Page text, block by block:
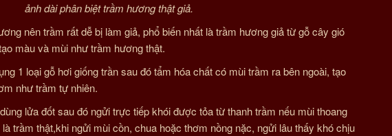
ảnh dài phân biệt trầm hương thật giả.
nên trầm rất dễ bị làm giả, phổ biến nhất là trầm hương giả từ gỗ cây gió
màu và mùi như trầm hương thật.
1 loại gỗ hơi giống trần sau đó tẩm hóa chất có mùi trầm ra bên ngoài, tạo
như trầm tự nhiên.
lửa đốt sau đó ngửi trực tiếp khói được tỏa từ thanh trầm nếu mùi thoang
trầm thật,khi ngửi mùi cồn, chua hoặc thơm nồng nặc, ngửi lâu thấy khó chịu